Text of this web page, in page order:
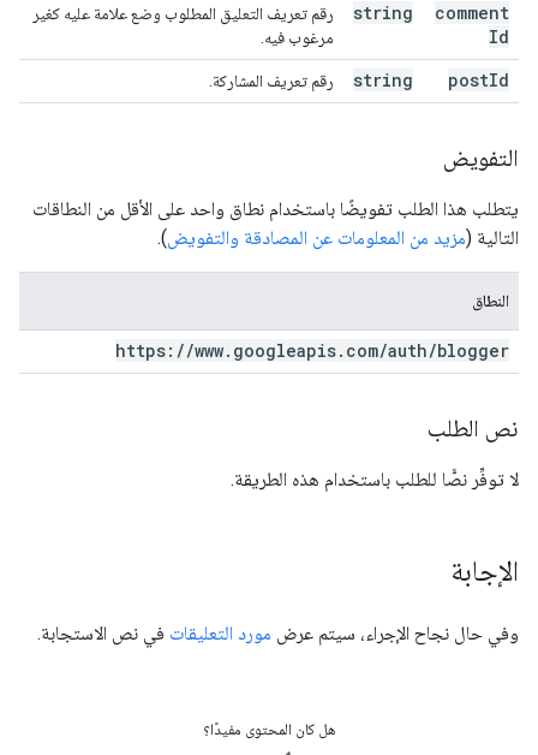
comment
Id
string
رقم تعريف التعليق المطلوب وضع علامة عليه كغير
مرغوب فيه.
postId
string رقم تعريف المشاركة.
التفويض
يتطلب هذا الطلب تفويضًا باستخدام نطاق واحد على الأقل من النطاقات
التالية (مزيد من المعلومات عن المصادقة والتفويض).
النطاق
https: //www. googleapis. com/auth/blogger
نص الطلب
لا توفِّر نصًّا للطلب باستخدام هذه الطريقة.
الإجابة
وفي حال نجاح الإجراء، سيتم عرض مورد التعليقات في نص الاستجابة.
هل كان المحتوى مفيدًا؟